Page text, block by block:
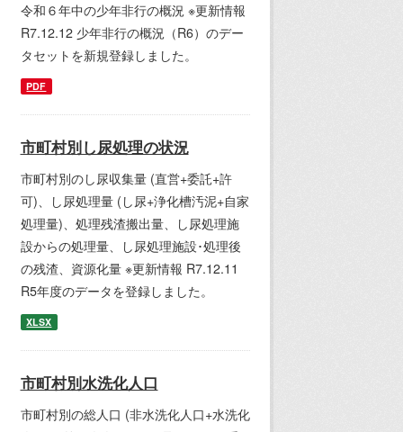
令和６年中の少年非行の概況 ※更新情報
R7.12.12 少年非行の概況（R6）のデー
タセットを新規登録しました。
PDF
市町村別し尿処理の状況
市町村別のし尿収集量 (直営+委託+許
可)、し尿処理量 (し尿+浄化槽汚泥+自家
処理量)、処理残渣搬出量、し尿処理施
設からの処理量、し尿処理施設･処理後
の残渣、資源化量 ※更新情報 R7.12.11
R5年度のデータを登録しました。
XLSX
市町村別水洗化人口
市町村別の総人口 (非水洗化人口+水洗化